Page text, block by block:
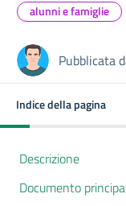
alunni e famiglie
Pubblicata
Indice della pagina
Descrizione
Documento